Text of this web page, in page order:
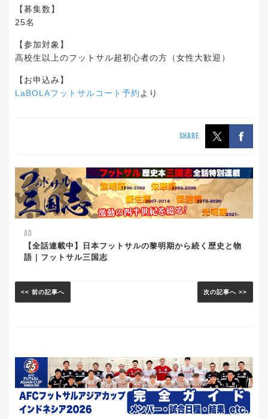
【募集数】
25名
【参加対象】
高校生以上のフットサル超初心者の方（女性大歓迎）
【お申込み】
LaBOLAフットサルコート予約 より
SHARE
AD
【全話連載中】日本フットサルの黎明期から続く歴史と物
語｜フットサル三国志
<< 前の記事へ 次の記事へ >>